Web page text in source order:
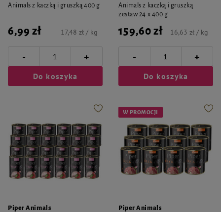
Animals z kaczką i gruszką 400 g
6,99 zł 17,48 zł / kg
- +
Do koszyka
Animals z kaczką i gruszką
zestaw 24 x 400 g
159,60 zł 16,63 zł / kg
- +
Do koszyka
Piper Animals
W PROMOCJI
Piper Animals